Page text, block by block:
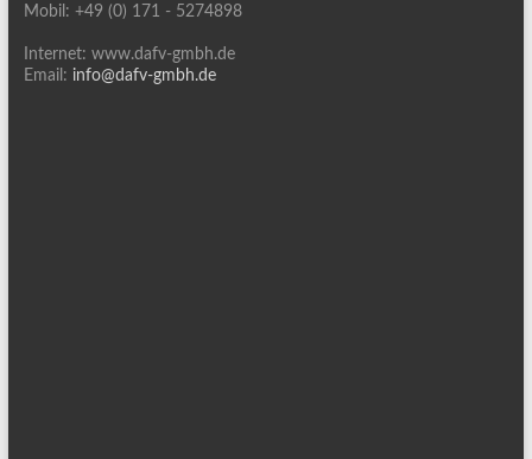
Mobil: +49 (0) 171 - 5274898
Internet: www.dafv-gmbh.de
Email: info@dafv-gmbh.de